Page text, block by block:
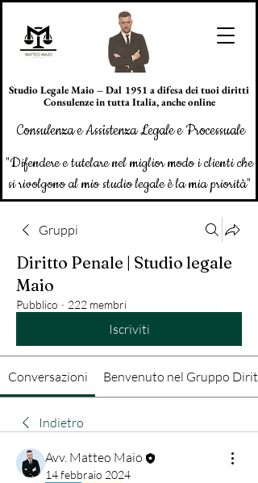
Studio Legale Maio – Dal 1951 a difesa dei tuoi diritti
Consulenze in tutta Italia, anche online
Consulenza e Assistenza Legale e Processuale
"Difendere e tutelare nel miglior modo i clienti che
si rivolgono al mio studio legale è la mia priorità"
Gruppi
Diritto Penale | Studio legale
Maio
Pubblico · 222 membri
Iscriviti
Conversazioni Benvenuto nel Gruppo
Indietro
Avv. Matteo Maio
14 febbraio 2024